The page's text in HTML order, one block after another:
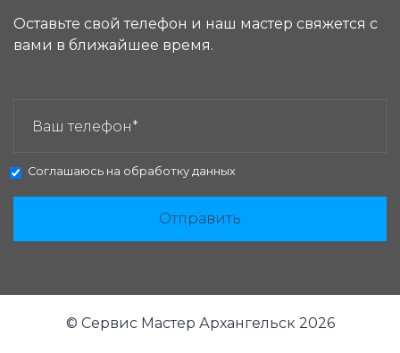
Оставьте свой телефон и наш мастер свяжется с
вами в ближайшее время.
Соглашаюсь на обработку данных
Отправить
© Сервис Мастер Архангельск 2026